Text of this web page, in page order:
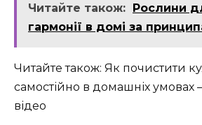
Читайте також: Рослини
гармонії в домі за
Читайте також: Як почистити
самостійно в домашніх умовах
відео